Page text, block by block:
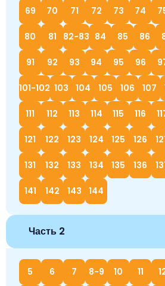
69 70 71 72 73 74
80 81 82-83 84 85 86
91 92 93 94 95 96
101-102 103 104 105 106 107
111 112 113 114 115 116
121 122 123 124 125 126
131 132 133 134 135 136
141 142 143 144
Часть 2
5 6 7 8-9 10 11